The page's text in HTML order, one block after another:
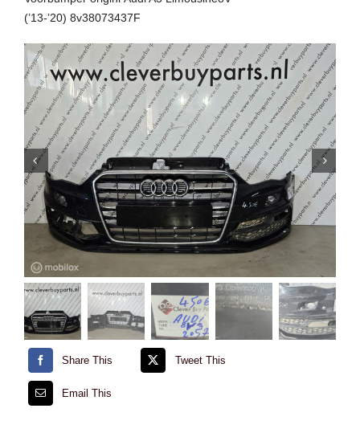
(’13-’20) 8v38073437F
Share This Tweet This
Email This